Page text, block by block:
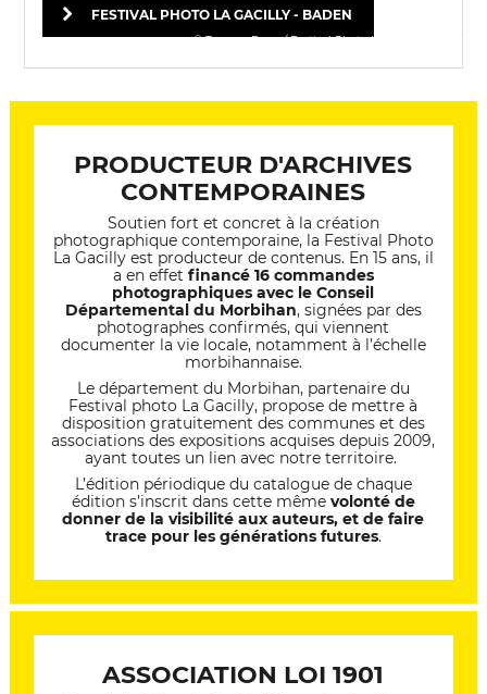
FESTIVAL PHOTO LA GACILLY - BADEN
© Tamara Dean / Festival Photo La Gacilly-Baden
PRODUCTEUR D'ARCHIVES
CONTEMPORAINES
Soutien fort et concret à la création
photographique contemporaine, la Festival Photo
La Gacilly est producteur de contenus. En 15 ans, il
a en effet financé 16 commandes
photographiques avec le Conseil
Départemental du Morbihan, signées par des
photographes confirmés, qui viennent
documenter la vie locale, notamment à l’échelle
morbihannaise.
Le département du Morbihan, partenaire du
Festival photo La Gacilly, propose de mettre à
disposition gratuitement des communes et des
associations des expositions acquises depuis 2009,
ayant toutes un lien avec notre territoire.
L’édition périodique du catalogue de chaque
édition s’inscrit dans cette même volonté de
donner de la visibilité aux auteurs, et de faire
trace pour les générations futures.
ASSOCIATION LOI 1901